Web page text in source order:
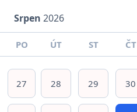
Srpen 2026
PO ÚT ST ČT
27 28 29 30